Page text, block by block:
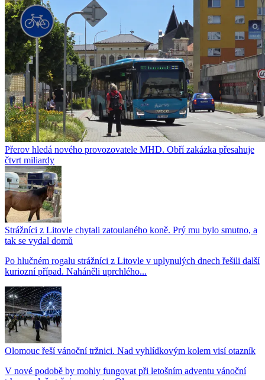
Přerov hledá nového provozovatele MHD. Obří zakázka přesahuje
čtvrt miliardy
Strážníci z Litovle chytali zatoulaného koně. Prý mu bylo smutno, a
tak se vydal domů
Po hlučném rogalu strážníci z Litovle v uplynulých dnech řešili další
kuriozní případ. Naháněli uprchlého...
Olomouc řeší vánoční tržnici. Nad vyhlídkovým kolem visí otazník
V nové podobě by mohly fungovat při letošním adventu vánoční